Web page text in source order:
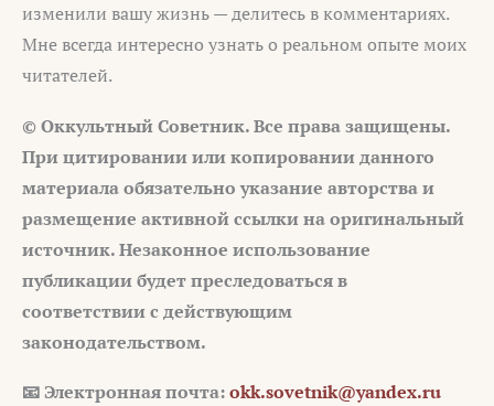
изменили вашу жизнь — делитесь в комментариях.
Мне всегда интересно узнать о реальном опыте моих
читателей.
© Оккультный Советник. Все права защищены.
При цитировании или копировании данного
материала обязательно указание авторства и
размещение активной ссылки на оригинальный
источник. Незаконное использование
публикации будет преследоваться в
соответствии с действующим
законодательством.
📧 Электронная почта:okk.sovetnik@yandex.ru